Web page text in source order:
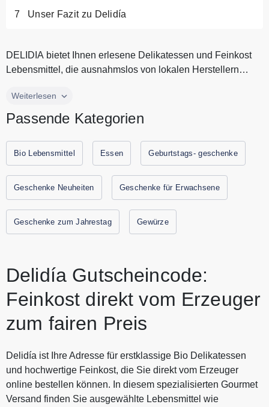
Unser Fazit zu Delidía
DELIDIA bietet Ihnen erlesene Delikatessen und Feinkost
Lebensmittel, die ausnahmslos von lokalen Herstellern
DELIDIA bietet Ihnen erlesene Delikatessen und Feinkost
stammen. Durch die Verwendung erstklassiger Rohstoffe
Qualität, die den ehrlichen und unverfälschten Genuss ihrer
Bio Lebensmittel gewährleistet. Entdecken Sie bei DELIDIA
gutes Olivenöl, Balsamico und vieles mehr für jeden
von DELIDIA finden Sie immer hier auf Gutscheine.codes.
Weiterlesen
Passende Kategorien
Bio Lebensmittel Essen Geburtstags- geschenke
Geschenke Neuheiten Geschenke für Erwachsene
Geschenke zum Jahrestag Gewürze
Delidía Gutscheincode:
Feinkost direkt vom Erzeuger
zum fairen Preis
Delidía ist Ihre Adresse für erstklassige Bio Delikatessen
und hochwertige Feinkost, die Sie direkt vom Erzeuger
online bestellen können. In diesem spezialisierten Gourmet
Versand finden Sie ausgewählte Lebens­mittel wie